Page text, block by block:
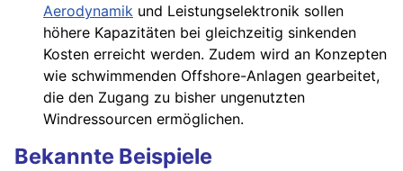
Aerodynamik und Leistungselektronik sollen
höhere Kapazitäten bei gleichzeitig sinkenden
Kosten erreicht werden. Zudem wird an Konzepten
wie schwimmenden Offshore-Anlagen gearbeitet,
die den Zugang zu bisher ungenutzten
Windressourcen ermöglichen.
Bekannte Beispiele